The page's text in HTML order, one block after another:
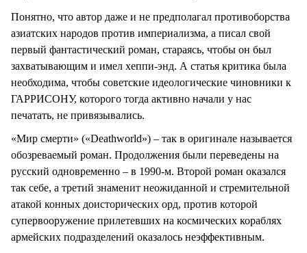
Понятно, что автор даже и не предполагал противоборства
азиатских народов против империализма, а писал свой
первый фантастический роман, стараясь, чтобы он был
захватывающим и имел хеппи-энд. А статья критика была
необходима, чтобы советские идеологические чиновники к
ГАРРИСОНУ, которого тогда активно начали у нас
печатать, не привязывались.
«Мир смерти» («Deathworld») – так в оригинале называется
обозреваемый роман. Продолжения были переведены на
русский одновременно – в 1990-м. Второй роман оказался
так себе, а третий знаменит неожиданной и стремительной
атакой конных доисторических орд, против которой
супервооружение прилетевших на космических кораблях
армейских подразделений оказалось неэффективным.